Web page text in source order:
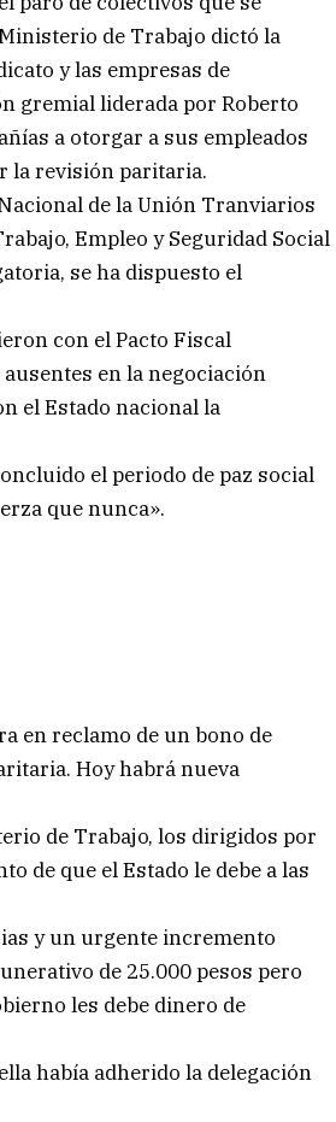
de Trabajo dictó la
y las empresas de
gremial liderada por Roberto
a otorgar a sus empleados
la revisión paritaria.
de la Unión Tranviarios
Empleo y Seguridad Social
se ha dispuesto el
con el Pacto Fiscal
en la negociación
el Estado nacional la
el periodo de paz social
que nunca».
en reclamo de un bono de
Hoy habrá nueva
de Trabajo, los dirigidos por
de que el Estado le debe a las
y un urgente incremento
de 25.000 pesos pero
les debe dinero de
había adherido la delegación